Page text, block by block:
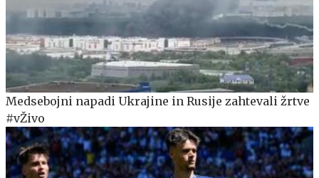
Medsebojni napadi Ukrajine in Rusije zahtevali žrtve
#vŽivo